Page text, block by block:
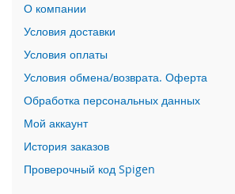
P
h
o
n
e
1
7
P
r
o
i
О компании
Условия доставки
Условия оплаты
Условия обмена/возврата. Оферта
Обработка персональных данных
Мой аккаунт
История заказов
Проверочный код Spigen